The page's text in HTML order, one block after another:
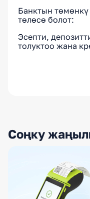
Банктын
төлөсө болот:
Эсепти,
толуктоо жана
Соңку